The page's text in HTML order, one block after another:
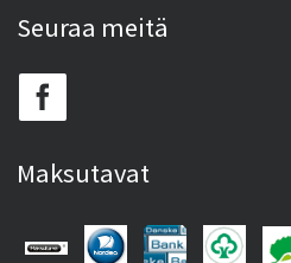
Seuraa meitä
Maksutavat